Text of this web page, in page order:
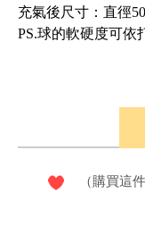
充氣後尺寸：直徑
PS.球的軟硬度可依
（購買這